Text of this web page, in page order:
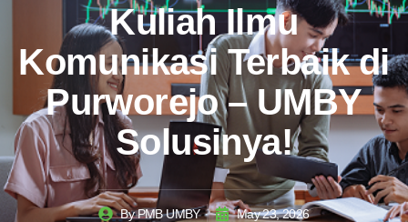
Kuliah Ilmu
Komunikasi Terbaik di
Purworejo – UMBY
Solusinya!
ByPMB UMBY May 23, 2026